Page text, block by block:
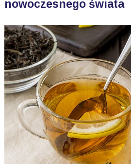
nowoczesnego świata